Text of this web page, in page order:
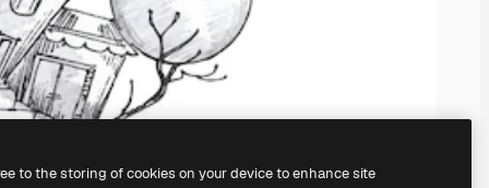
to the storing of cookies on your device to enhance site